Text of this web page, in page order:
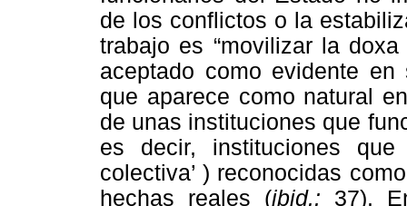
de los conflictos o la
trabajo es “movilizar la
aceptado como evidente en
que aparece como natural
de unas instituciones que
es decir, instituciones que
colectiva’ ) reconocidas
hechas reales (ibid.: 37).